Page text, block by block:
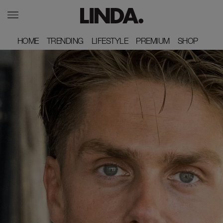
HOME
HOME TRENDING
TRENDING LIFESTYLE
LIFESTYLE PREMIUM
PREMIUM SHOP
SHOP